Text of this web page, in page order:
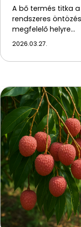
A bő termés titka
rendszeres
megfelelő helyre…
2026.03.27.